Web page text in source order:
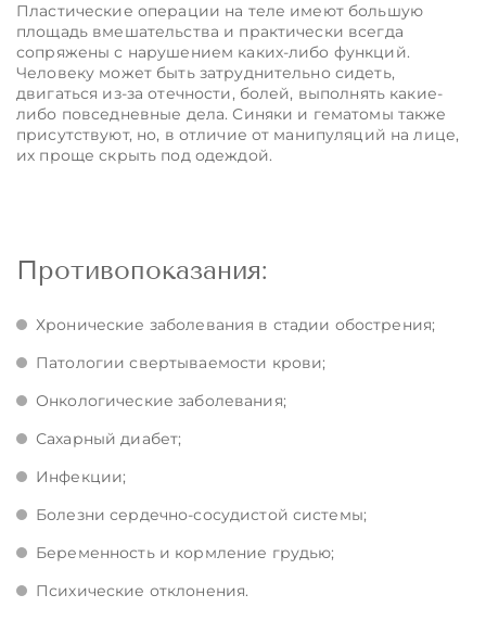
Пластические операции на теле имеют большую
площадь вмешательства и практически всегда
сопряжены с нарушением каких-либо функций.
Человеку может быть затруднительно сидеть,
двигаться из-за отечности, болей, выполнять какие-
либо повседневные дела. Синяки и гематомы также
присутствуют, но, в отличие от манипуляций на лице,
их проще скрыть под одеждой.
Противопоказания:
Хронические заболевания в стадии обострения;
Патологии свертываемости крови;
Онкологические заболевания;
Сахарный диабет;
Инфекции;
Болезни сердечно-сосудистой системы;
Беременность и кормление грудью;
Психические отклонения.